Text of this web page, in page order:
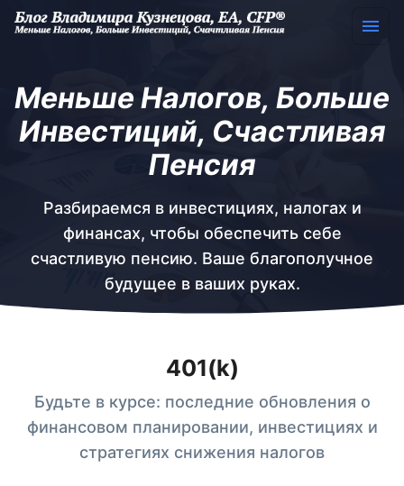
Меньше Налогов, Больше
Инвестиций, Счастливая
Пенсия
Разбираемся в инвестициях, налогах и
финансах, чтобы обеспечить себе
счастливую пенсию. Ваше благополучное
будущее в ваших руках.
401(k)
Будьте в курсе: последние обновления о
финансовом планировании, инвестициях и
стратегиях снижения налогов